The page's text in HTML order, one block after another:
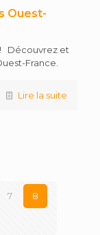
Ouest-
Découvrez et
France.
Lire la suite
7 8